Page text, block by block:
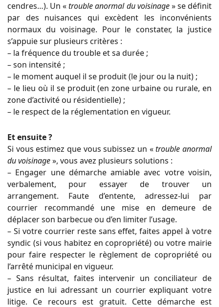
cendres…). Un«trouble anormal du voisinage»se définit
par des nuisances qui excèdent les inconvénients
normaux du voisinage. Pour le constater, la justice
s’appuie sur plusieurs critères :
– la fréquence du trouble et sa durée ;
– son intensité ;
– le moment auquel il se produit (le jour ou la nuit) ;
– le lieu où il se produit (en zone urbaine ou rurale, en
zone d’activité ou résidentielle) ;
– le respect de la réglementation en vigueur.
Et ensuite ?
Si vous estimez que vous subissez un «trouble anormal
du voisinage», vous avez plusieurs solutions :
– Engager une démarche amiable avec votre voisin,
verbalement, pour essayer de trouver un
arrangement. Faute d’entente, adressez-lui par
courrier recommandé une mise en demeure de
déplacer son barbecue ou d’en limiter l’usage.
– Si votre courrier reste sans effet, faites appel à votre
syndic (si vous habitez en copropriété) ou votre mairie
pour faire respecter le règlement de copropriété ou
l’arrêté municipal en vigueur.
– Sans résultat, faites intervenir un conciliateur de
justice en lui adressant un courrier expliquant votre
litige. Ce recours est gratuit. Cette démarche est